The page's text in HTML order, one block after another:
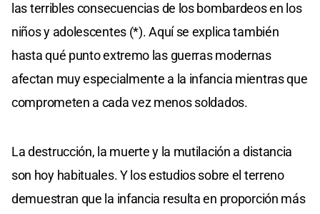
las terribles consecuencias de los bombardeos en los
niños y adolescentes (*). Aquí se explica también
hasta qué punto extremo las guerras modernas
afectan muy especialmente a la infancia mientras que
comprometen a cada vez menos soldados.
La destrucción, la muerte y la mutilación a distancia
son hoy habituales. Y los estudios sobre el terreno
demuestran que la infancia resulta en proporción más